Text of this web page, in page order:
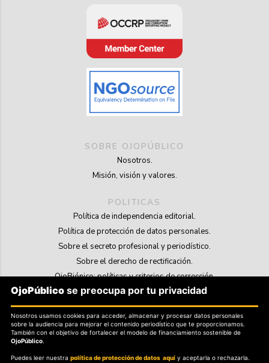
SOBRE OJOPÚBLICO
Nosotros.
Misión, visión y valores.
POLITICAS
Política de independencia editorial.
Política de protección de datos personales.
Sobre el secreto profesional y periodístico.
Sobre el derecho de rectificación.
OjoBiónico: políticas y criterios de corrección.
Sobre libertad de información frente a pedidos de retiro de contenidos.
SOSTENIBILIDAD
La Tienda de OjoPúblico.
OjoPúblico se preocupa por tu privacidad
Nosotros usamos cookies para acceder, almacenar y procesar datos personales
sobre la audiencia para mejorar el contenido periodístico que te proporcionamos.
También con el objetivo de fortalecer el modelo de financiamiento sostenible de
OjoPúblico.
Puedes leer nuestrapolítica de protección de datos aquí y aceptarla o rechazarla.